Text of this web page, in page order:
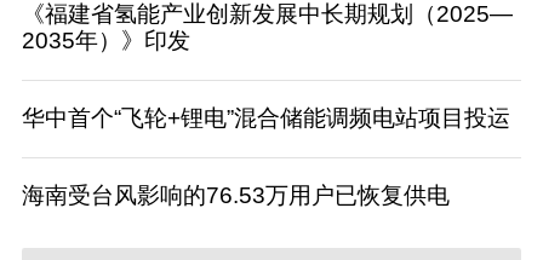
《福建省氢能产业创新发展中长期规划（2025—
2035年）》印发
华中首个“飞轮+锂电”混合储能调频电站项目投运
海南受台风影响的76.53万用户已恢复供电